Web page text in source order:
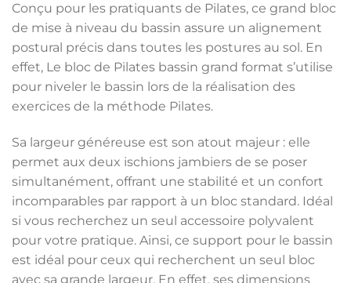
Conçu pour les pratiquants de Pilates, ce grand bloc
de mise à niveau du bassin assure un alignement
postural précis dans toutes les postures au sol. En
effet, Le bloc de Pilates bassin grand format s’utilise
pour niveler le bassin lors de la réalisation des
exercices de la méthode Pilates.
Sa largeur généreuse est son atout majeur : elle
permet aux deux ischions jambiers de se poser
simultanément, offrant une stabilité et un confort
incomparables par rapport à un bloc standard. Idéal
si vous recherchez un seul accessoire polyvalent
pour votre pratique. Ainsi, ce support pour le bassin
est idéal pour ceux qui recherchent un seul bloc
avec sa grande largeur. En effet, ses dimensions